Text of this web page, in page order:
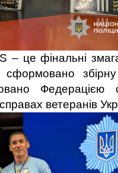
– це фінальні
Федерацією
ветеранів